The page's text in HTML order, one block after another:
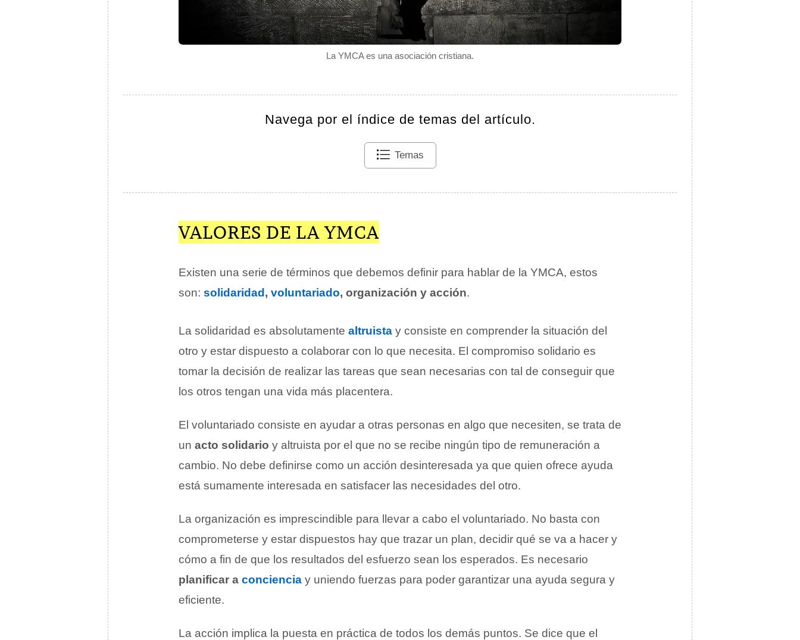
La YMCA es una asociación cristiana.
Navega por el índice de temas del artículo.
Temas
VALORES DE LA YMCA
Existen una serie de términos que debemos definir para hablar de la YMCA, estos
son: solidaridad, voluntariado, organización y acción.
La solidaridad es absolutamente altruista y consiste en comprender la situación del
otro y estar dispuesto a colaborar con lo que necesita. El compromiso solidario es
tomar la decisión de realizar las tareas que sean necesarias con tal de conseguir que
los otros tengan una vida más placentera.
El voluntariado consiste en ayudar a otras personas en algo que necesiten, se trata de
un acto solidario y altruista por el que no se recibe ningún tipo de remuneración a
cambio. No debe definirse como un acción desinteresada ya que quien ofrece ayuda
está sumamente interesada en satisfacer las necesidades del otro.
La organización es imprescindible para llevar a cabo el voluntariado. No basta con
comprometerse y estar dispuestos hay que trazar un plan, decidir qué se va a hacer y
cómo a fin de que los resultados del esfuerzo sean los esperados. Es necesario
planificar a conciencia y uniendo fuerzas para poder garantizar una ayuda segura y
eficiente.
La acción implica la puesta en práctica de todos los demás puntos. Se dice que el